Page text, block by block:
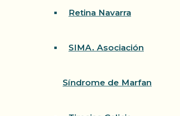
Retina Navarra
SIMA. Asociación
Síndrome de Marfan